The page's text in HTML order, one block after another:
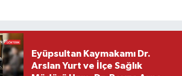
Eyüpsultan Kaymakamı Dr.
Arslan Yurt ve İlçe Sağlık